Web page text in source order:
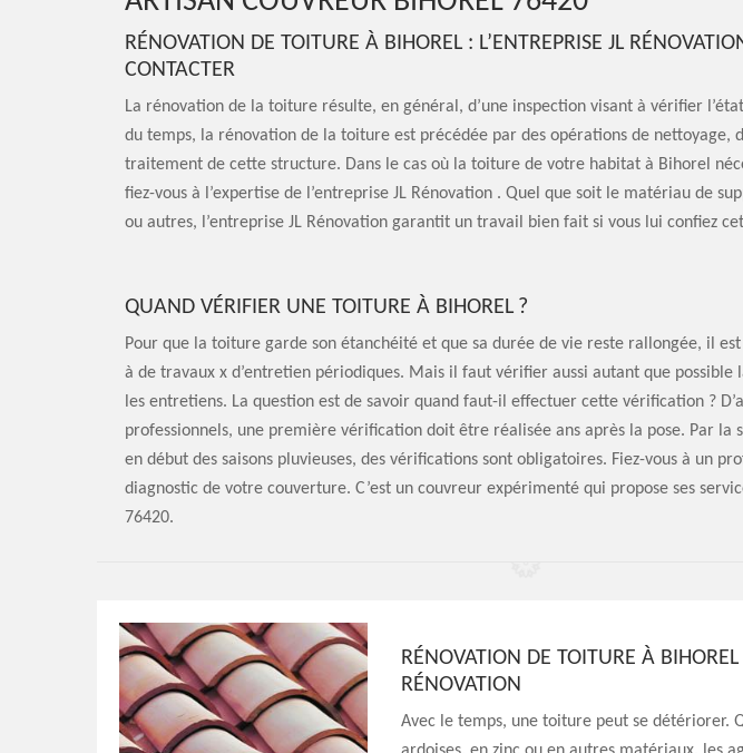
RÉNOVATION DE TOITURE À BIHOREL : L’ENTREPRISE JL
CONTACTER
La rénovation de la toiture résulte, en général, d’une inspection visant à vérifier
du temps, la rénovation de la toiture est précédée par des opérations de nettoyage,
traitement de cette structure. Dans le cas où la toiture de votre habitat à Bihorel
fiez-vous à l’expertise de l’entreprise JL Rénovation . Quel que soit le matériau de
ou autres, l’entreprise JL Rénovation garantit un travail bien fait si vous lui confiez
QUAND VÉRIFIER UNE TOITURE À BIHOREL ?
Pour que la toiture garde son étanchéité et que sa durée de vie reste rallongée, il
à de travaux x d’entretien périodiques. Mais il faut vérifier aussi autant que possible
les entretiens. La question est de savoir quand faut-il effectuer cette vérification ?
professionnels, une première vérification doit être réalisée ans après la pose. Par la
en début des saisons pluvieuses, des vérifications sont obligatoires. Fiez-vous à un
diagnostic de votre couverture. C’est un couvreur expérimenté qui propose ses
76420.
RÉNOVATION DE TOITURE À
RÉNOVATION
Avec le temps, une toiture peut se détériorer.